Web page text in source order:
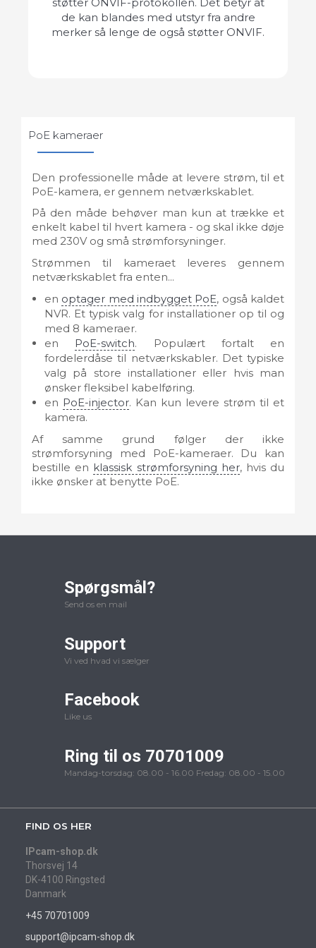
de kan blandes med utstyr fra andre
merker så lenge de også støtter ONVIF.
PoE kameraer
Den professionelle måde at levere strøm, til et
PoE-kamera, er gennem netværkskablet.
På den måde behøver man kun at trække et
enkelt kabel til hvert kamera - og skal ikke døje
med 230V og små strømforsyninger.
Strømmen til kameraet leveres gennem
netværkskablet fra enten...
en optager med indbygget PoE, også kaldet
NVR. Et typisk valg for installationer op til og
med 8 kameraer.
en PoE-switch. Populært fortalt en
fordelerdåse til netværkskabler. Det typiske
valg på store installationer eller hvis man
ønsker fleksibel kabelføring.
en PoE-injector. Kan kun levere strøm til et
kamera.
Af samme grund følger der ikke
strømforsyning med PoE-kameraer. Du kan
bestille en klassisk strømforsyning her, hvis du
ikke ønsker at benytte PoE.
Spørgsmål?
Send os en mail
Support
Vi ved hvad vi sælger
Facebook
Like us
Ring til os 70701009
Mandag-torsdag: 08.00 - 16.00 Fredag: 08.00 - 15.00
FIND OS HER
IPcam-shop.dk
Thorsvej 14
DK-4100 Ringsted
Danmark
+45 70701009
support@ipcam-shop.dk